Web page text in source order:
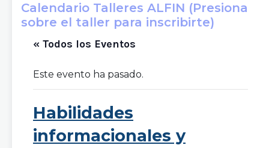
Calendario Talleres ALFIN (Presiona
sobre el taller para inscribirte)
« Todos los Eventos
Este evento ha pasado.
Habilidades
informacionales y